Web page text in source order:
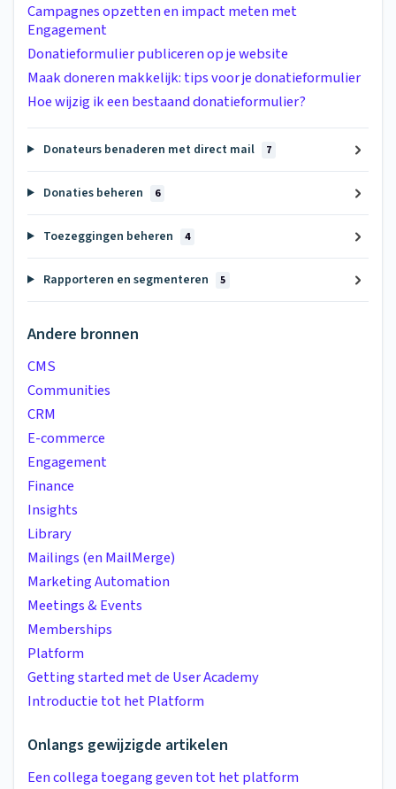
Campagnes opzetten en impact meten met
Engagement
Donatieformulier publiceren op je website
Maak doneren makkelijk: tips voor je donatieformulier
Hoe wijzig ik een bestaand donatieformulier?
Donateurs benaderen met direct mail 7
Donaties beheren 6
Toezeggingen beheren 4
Rapporteren en segmenteren 5
Andere bronnen
CMS
Communities
CRM
E-commerce
Engagement
Finance
Insights
Library
Mailings (en MailMerge)
Marketing Automation
Meetings & Events
Memberships
Platform
Getting started met de User Academy
Introductie tot het Platform
Onlangs gewijzigde artikelen
Een collega toegang geven tot het platform